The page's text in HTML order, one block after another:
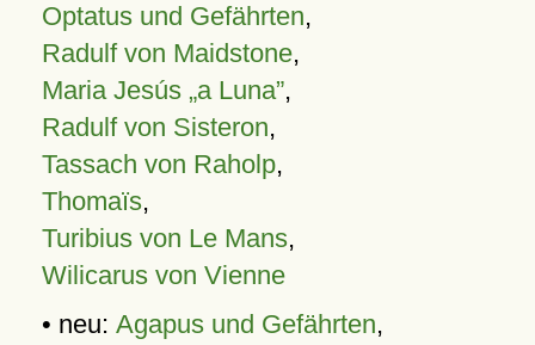
Optatus und Gefährten,
Radulf von Maidstone,
Maria Jesús „a Luna”,
Radulf von Sisteron,
Tassach von Raholp,
Thomaïs,
Turibius von Le Mans,
Wilicarus von Vienne
• neu: Agapus und Gefährten,